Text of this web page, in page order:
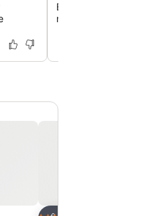
Bodrum
manzaralı,